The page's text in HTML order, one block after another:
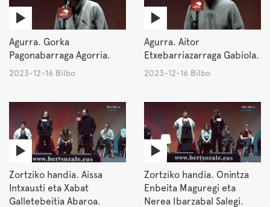
Agurra. Gorka
Pagonabarraga Agorria.
2023-12-16 Bilbo
Agurra. Aitor
Etxebarriazarraga Gabiola.
2023-12-16 Bilbo
Zortziko handia. Aissa
Intxausti eta Xabat
Galletebeitia Abaroa.
Zortziko handia. Onintza
Enbeita Maguregi eta
Nerea Ibarzabal Salegi.